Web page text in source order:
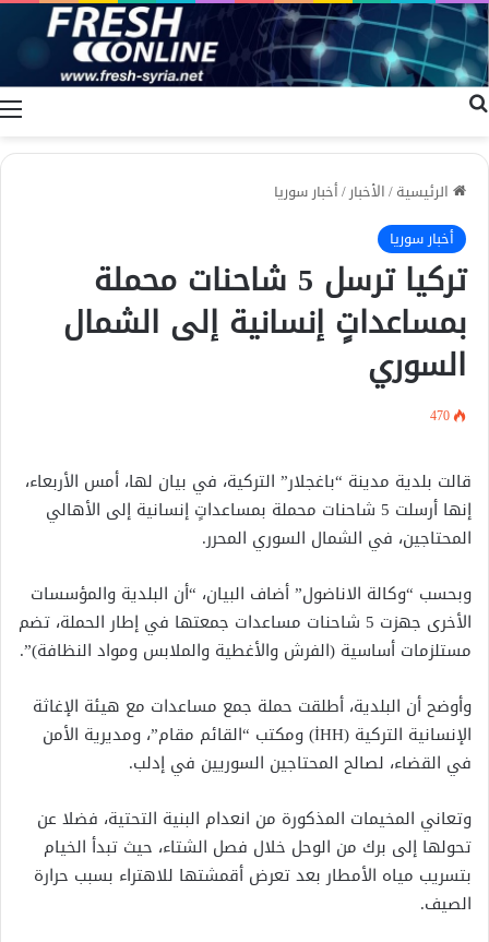
الرئيسية/الأخبار/أخبار سوريا
أخبار سوريا
تركيا ترسل 5 شاحنات محملة
بمساعداتٍ إنسانية إلى الشمال
السوري
470
قالت بلدية مدينة “باغجلار” التركية، في بيان لها، أمس الأربعاء،
إنها أرسلت 5 شاحنات محملة بمساعداتٍ إنسانية إلى الأهالي
المحتاجين، في الشمال السوري المحرر.
وبحسب “وكالة الاناضول” أضاف البيان، “أن البلدية والمؤسسات
الأخرى جهزت 5 شاحنات مساعدات جمعتها في إطار الحملة، تضم
مستلزمات أساسية (الفرش والأغطية والملابس ومواد النظافة)”.
وأوضح أن البلدية، أطلقت حملة جمع مساعدات مع هيئة الإغاثة
الإنسانية التركية (İHH) ومكتب “القائم مقام”، ومديرية الأمن
في القضاء، لصالح المحتاجين السوريين في إدلب.
وتعاني المخيمات المذكورة من انعدام البنية التحتية، فضلا عن
تحولها إلى برك من الوحل خلال فصل الشتاء، حيث تبدأ الخيام
بتسريب مياه الأمطار بعد تعرض أقمشتها للاهتراء بسبب حرارة
الصيف.